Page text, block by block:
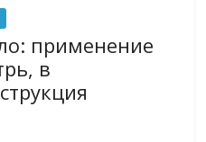
применение
в